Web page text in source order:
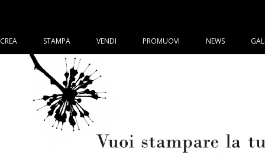
CREA STAMPA VENDI PROMUOVI NEWS